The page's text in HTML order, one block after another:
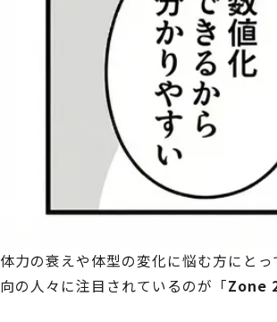
体力の衰えや体型の変化に悩む方にと
向の人々に注目されているのが「Zone